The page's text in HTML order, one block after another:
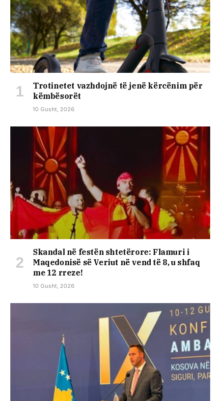
Trotinetet vazhdojnë të jenë kërcënim për
këmbësorët
10 Gusht, 2026
Skandal në festën shtetërore: Flamuri i
Maqedonisë së Veriut në vend të 8, u shfaq
me 12 rreze!
10 Gusht, 2026